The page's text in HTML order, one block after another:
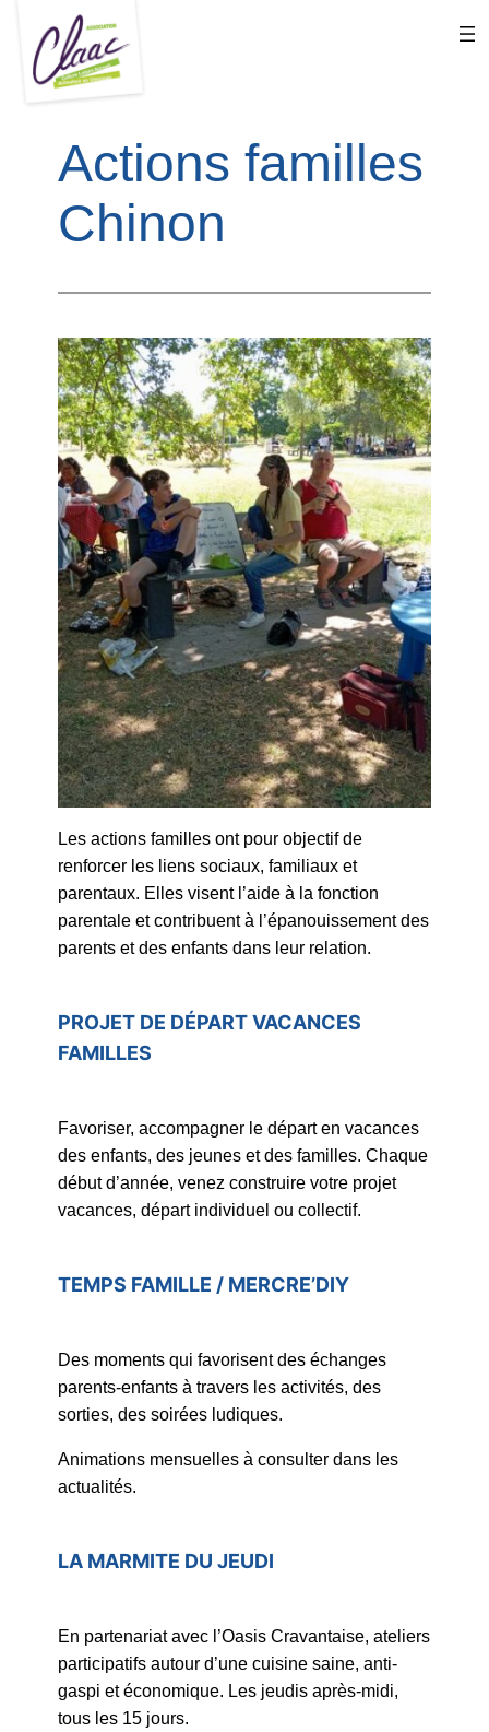
contenu
Actions familles
Chinon
Les actions familles ont pour objectif de
renforcer les liens sociaux, familiaux et
parentaux. Elles visent l’aide à la fonction
parentale et contribuent à l’épanouissement des
parents et des enfants dans leur relation.
PROJET DE DÉPART VACANCES
FAMILLES
Favoriser, accompagner le départ en vacances
des enfants, des jeunes et des familles. Chaque
début d’année, venez construire votre projet
vacances, départ individuel ou collectif.
TEMPS FAMILLE / MERCRE’DIY
Des moments qui favorisent des échanges
parents-enfants à travers les activités, des
sorties, des soirées ludiques.
Animations mensuelles à consulter dans les
actualités.
LA MARMITE DU JEUDI
En partenariat avec l’Oasis Cravantaise, ateliers
participatifs autour d’une cuisine saine, anti-
gaspi et économique. Les jeudis après-midi,
tous les 15 jours.